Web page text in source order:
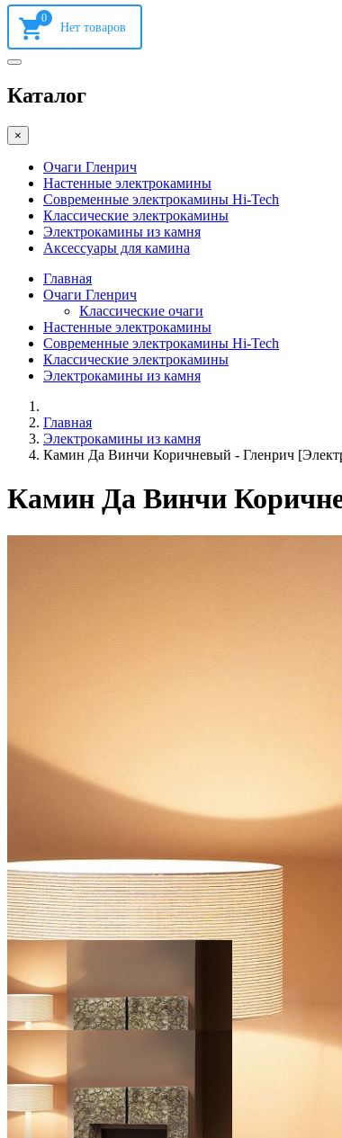
0
Каталог
×
Очаги Гленрич
Настенные электрокамины
Современные электрокамины Hi-Tech
Классические электрокамины
Электрокамины из камня
Аксессуары для камина
Главная
Очаги Гленрич
Классические очаги
Настенные электрокамины
Современные электрокамины Hi-Tech
Классические электрокамины
Электрокамины из камня
Главная
Электрокамины из камня
Камин Да Винчи Коричневый - Гленрич
Камин Да Винчи